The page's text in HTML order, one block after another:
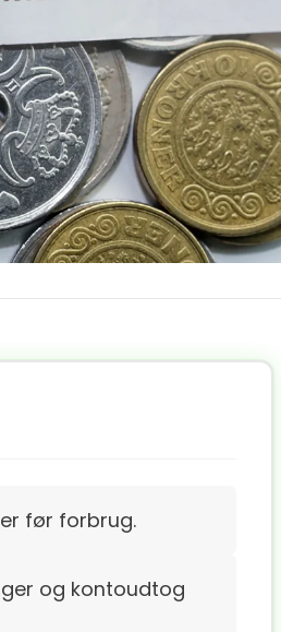
før forbrug.
og kontoudtog